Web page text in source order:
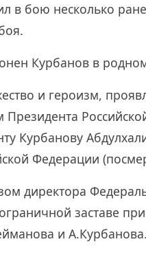
в бою несколько
Курбанов в
и героизм,
Президента
Курбанову
Федерации
директора
заставе
и